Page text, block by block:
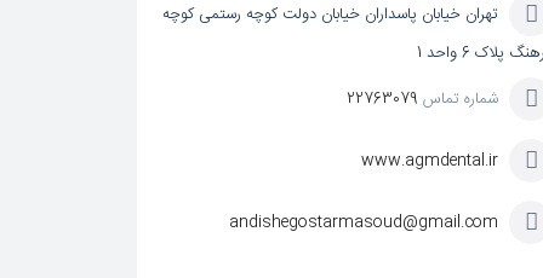
تهران خیابان پاسداران خیابان دولت کوچه رستمی کوچه
پلاک 6 واحد 1
شماره تماس 22763079
www.agmdental.ir
andishegostarmasoud@gmail.com